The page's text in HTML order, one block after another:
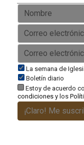
La semana de
Boletín diario
Estoy de acuerdo
condiciones y los
¡Claro! Me